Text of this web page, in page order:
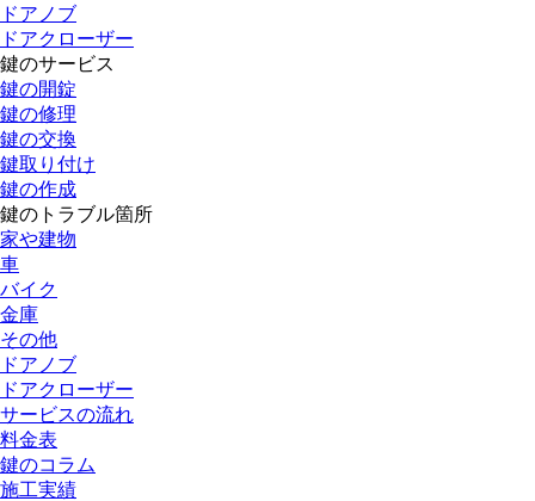
ドアノブ
ドアクローザー
鍵のサービス
鍵の開錠
鍵の修理
鍵の交換
鍵取り付け
鍵の作成
鍵のトラブル箇所
家や建物
車
バイク
金庫
その他
ドアノブ
ドアクローザー
サービスの流れ
料金表
鍵のコラム
施工実績